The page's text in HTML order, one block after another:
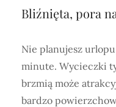
Bliźnięta, pora
Nie planujesz
minute. Wycieczki
brzmią może
bardzo